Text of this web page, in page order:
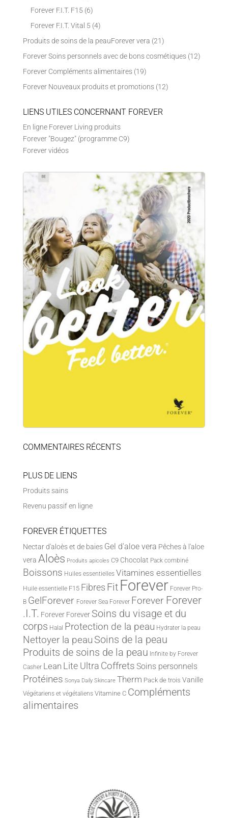
Forever F.I.T. F15 (6)
Forever F.I.T. Vital 5 (4)
Produits de soins de la peauForever vera (21)
Forever Soins personnels avec de bons cosmétiques (12)
Forever Compléments alimentaires (19)
Forever Nouveaux produits et promotions (12)
LIENS UTILES CONCERNANT FOREVER
En ligne Forever Living produits
Forever "Bougez" (programme C9)
Forever vidéos
COMMENTAIRES RÉCENTS
PLUS DE LIENS
Produits sains
Revenu passif en ligne
FOREVER ÉTIQUETTES
Nectar d'aloès et de baies Gel d'aloe vera Pêches à l'aloe
vera Aloès Produits apicoles C9 Chocolat Pack combiné
Boissons Huiles essentielles Vitamines essentielles
Huile essentielle F15 Fibres Fit Forever Forever Pro-
B GelForever Forever Sea Forever Forever Forever
.I.T. Forever Forever Soins du visage et du
corps Halal Protection de la peau Hydrater la peau
Nettoyer la peau Soins de la peau
Produits de soins de la peau Infinite by Forever
Casher Lean Lite Ultra Coffrets Soins personnels
Protéines Sonya Daily Skincare Therm Pack de trois Vanille
Végétariens et végétaliens Vitamine C Compléments
alimentaires